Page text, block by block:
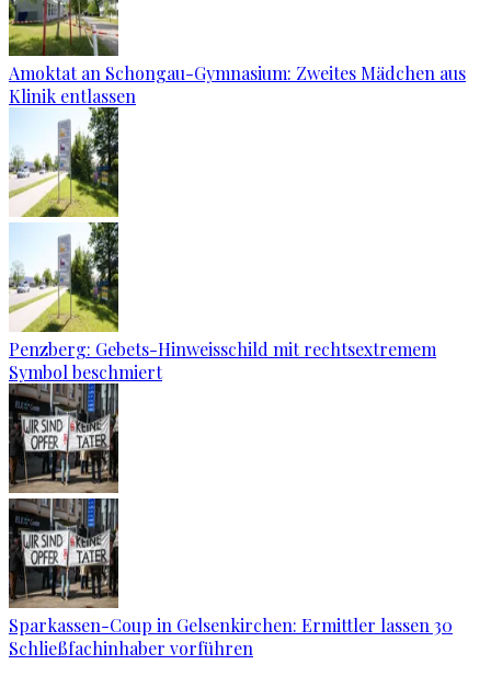
Amoktat an Schongau-Gymnasium: Zweites Mädchen aus
Klinik entlassen
Penzberg: Gebets-Hinweisschild mit rechtsextremem
Symbol beschmiert
Sparkassen-Coup in Gelsenkirchen: Ermittler lassen 30
Schließfachinhaber vorführen